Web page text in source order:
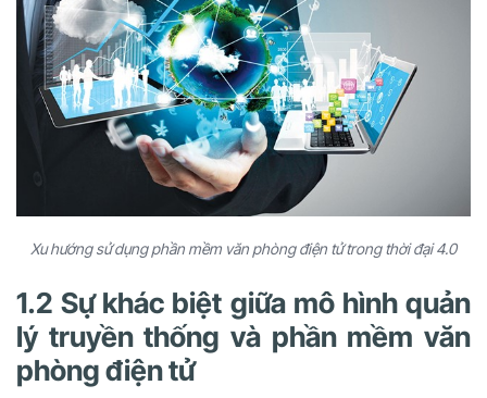
Xu hướng sử dụng phần mềm văn phòng điện tử trong thời đại 4.0
1.2 Sự khác biệt giữa mô hình quản
lý truyền thống và phần mềm văn
phòng điện tử